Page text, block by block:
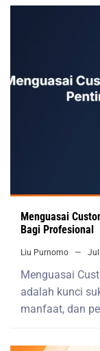
Menguasai
Bagi Profesional
Liu Purnomo
Menguasai
adalah kunci
manfaat, dan